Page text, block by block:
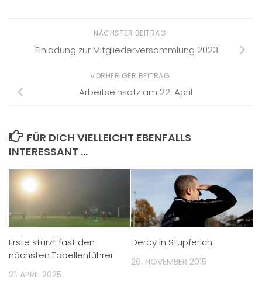
NÄCHSTER BEITRAG
Einladung zur Mitgliederversammlung 2023
VORHERIGER BEITRAG
Arbeitseinsatz am 22. April
FÜR DICH VIELLEICHT EBENFALLS
INTERESSANT …
Erste stürzt fast den
nächsten Tabellenführer
21. APRIL 2025
Derby in Stupferich
26. NOVEMBER 2015